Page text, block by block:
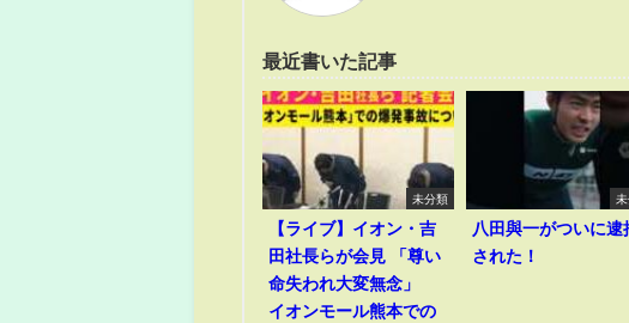
最近書いた記事
未分類
【ライブ】イオン・吉
田社長らが会見 「尊い
命失われ大変無念」
イオンモール熊本での
八田與一がついに逮
された！